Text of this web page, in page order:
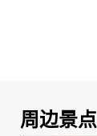
周边景点